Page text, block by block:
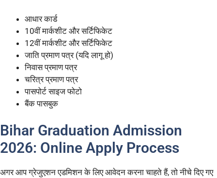
आधार कार्ड
10वीं मार्कशीट और सर्टिफिकेट
12वीं मार्कशीट और सर्टिफिकेट
जाति प्रमाण पत्र (यदि लागू हो)
निवास प्रमाण पत्र
चरित्र प्रमाण पत्र
पासपोर्ट साइज फोटो
बैंक पासबुक
Bihar Graduation Admission
2026: Online Apply Process
अगर आप ग्रेजुएशन एडमिशन के लिए आवेदन करना चाहते हैं, तो नीचे दिए गए